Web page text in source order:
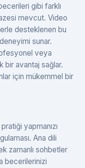
gibi farklı
mevcut. Video
desteklenen bu
sunar.
veya
bir avantaj sağlar.
için mükemmel bir
yapmanızı
Ana dili
zamanlı sohbetler
becerilerinizi